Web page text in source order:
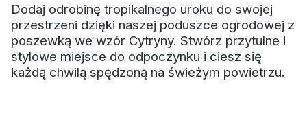
Dodaj odrobinę tropikalnego uroku do swojej
przestrzeni dzięki naszej poduszce ogrodowej z
poszewką we wzór Cytryny. Stwórz przytulne i
stylowe miejsce do odpoczynku i ciesz się
każdą chwilą spędzoną na świeżym powietrzu.